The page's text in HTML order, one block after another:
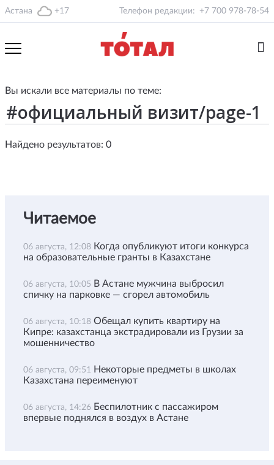
Астана +17 Телефон редакции: +7 700 978-78-54
Вы искали все материалы по теме:
Найдено результатов: 0
Читаемое
06 августа, 12:08 Когда опубликуют итоги конкурса
на образовательные гранты в Казахстане
06 августа, 10:05 В Астане мужчина выбросил
спичку на парковке — сгорел автомобиль
06 августа, 10:18 Обещал купить квартиру на
Кипре: казахстанца экстрадировали из Грузии за
мошенничество
06 августа, 09:51 Некоторые предметы в школах
Казахстана переименуют
06 августа, 14:26 Беспилотник с пассажиром
впервые поднялся в воздух в Астане